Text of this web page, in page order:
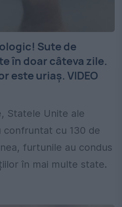
Sute de
în doar câteva zile.
este uriaș. VIDEO
Statele Unite ale
confruntat cu 130 de
furtunile au condus
în mai multe state.